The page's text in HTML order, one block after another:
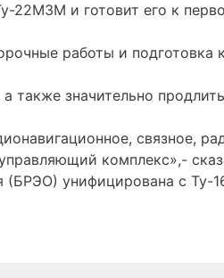
22М3М и готовит его к
работы и подготовка
значительно
связное,
комплекс»,-
(БРЭО) унифицирована с Ту-